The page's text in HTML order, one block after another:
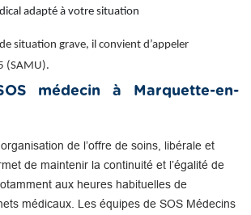
adapté à votre situation
situation grave, il convient d’appeler
(SAMU).
médecin à Marquette-en-
de l’offre de soins, libérale et
de maintenir la continuité et l’égalité de
aux heures habituelles de
médicaux. Les équipes de SOS Médecins